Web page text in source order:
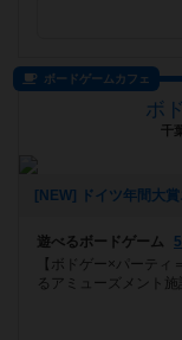
ボードゲームカフェ
ボ
千
遊べるボードゲーム
【ボドゲー×パーテ
るアミューズメント施